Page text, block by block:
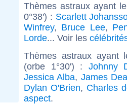
Thèmes astraux ayant
0°38') : Scarlett
Winfrey, Bruce Lee,
Lorde... Voir les
Thèmes astraux ayant
(orbe 1°30') : Johnny
Jessica Alba, James
Dylan O'Brien, Charles
aspect.